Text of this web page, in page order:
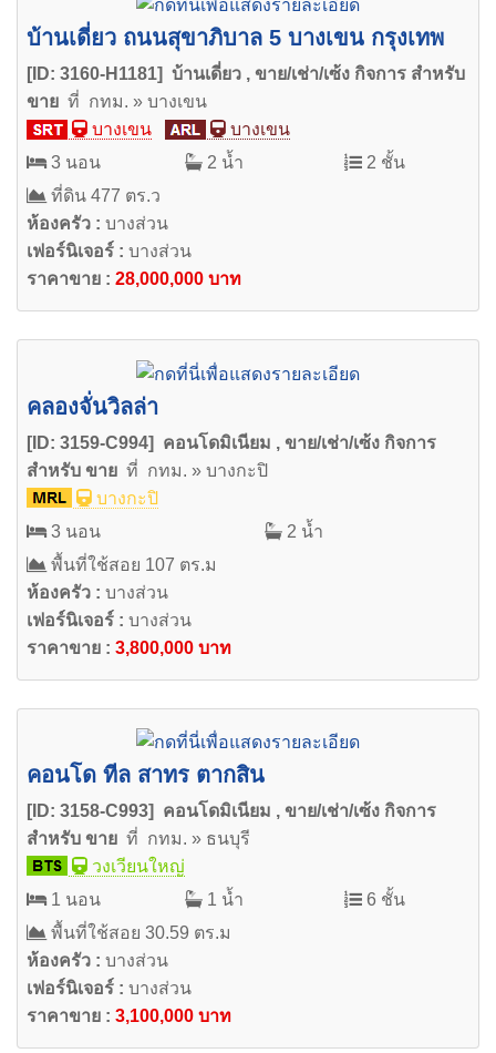
บ้านเดี่ยว ถนนสุขาภิบาล 5 บางเขน กรุงเทพ
[ID: 3160-H1181] บ้านเดี่ยว , ขาย/เช่า/เซ้ง กิจการ สำหรับ
ขาย ที่ กทม. » บางเขน
บางเขน
บางเขน
3 นอน
2 น้ำ
2 ชั้น
ที่ดิน 477 ตร.ว
ห้องครัว : บางส่วน
เฟอร์นิเจอร์ : บางส่วน
ราคาขาย : 28,000,000 บาท
คลองจั่นวิลล่า
[ID: 3159-C994] คอนโดมิเนียม , ขาย/เช่า/เซ้ง กิจการ
สำหรับ ขาย ที่ กทม. » บางกะปิ
บางกะปิ
3 นอน
2 น้ำ
พื้นที่ใช้สอย 107 ตร.ม
ห้องครัว : บางส่วน
เฟอร์นิเจอร์ : บางส่วน
ราคาขาย : 3,800,000 บาท
คอนโด ทีล สาทร ตากสิน
[ID: 3158-C993] คอนโดมิเนียม , ขาย/เช่า/เซ้ง กิจการ
สำหรับ ขาย ที่ กทม. » ธนบุรี
วงเวียนใหญ่
1 นอน
1 น้ำ
6 ชั้น
พื้นที่ใช้สอย 30.59 ตร.ม
ห้องครัว : บางส่วน
เฟอร์นิเจอร์ : บางส่วน
ราคาขาย : 3,100,000 บาท